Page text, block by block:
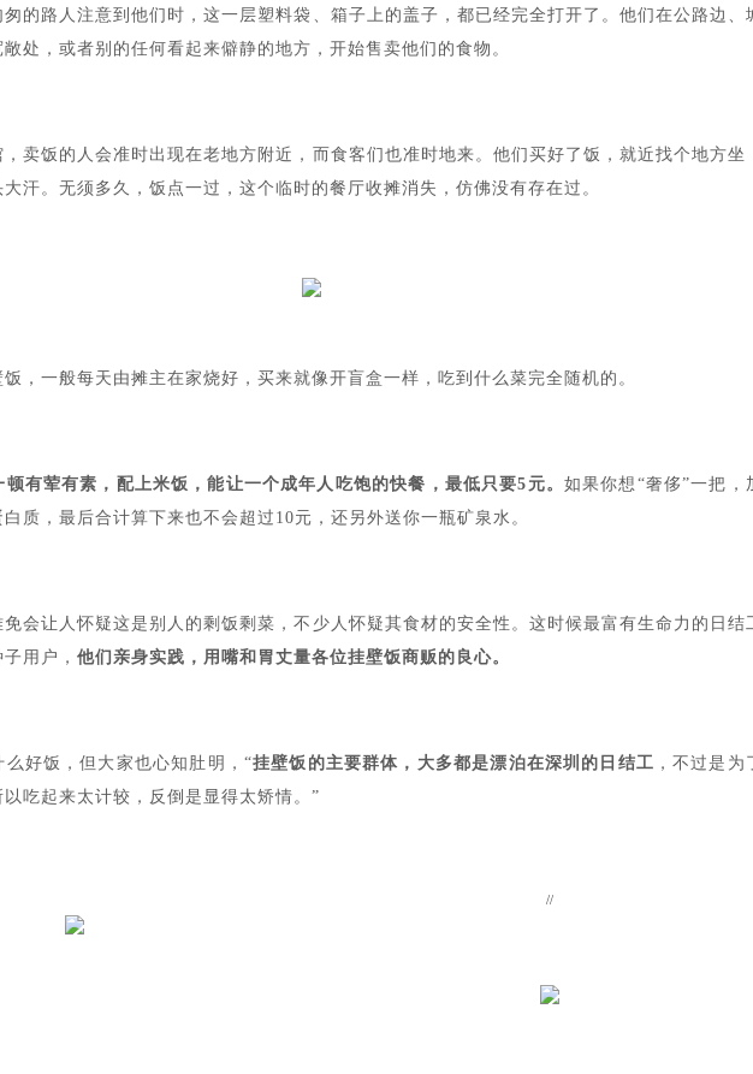
的路人注意到他们时，这一层塑料袋、箱子上的盖子，都已经完全打开了。他们在公路边、
处，或者别的任何看起来僻静的地方，开始售卖他们的食物。
卖饭的人会准时出现在老地方附近，而食客们也准时地来。他们买好了饭，就近找个地方坐
汗。无须多久，饭点一过，这个临时的餐厅收摊消失，仿佛没有存在过。
，一般每天由摊主在家烧好，买来就像开盲盒一样，吃到什么菜完全随机的。
有荤有素，配上米饭，能让一个成年人吃饱的快餐，最低只要5元。 如果你想“奢侈”一把，
质，最后合计算下来也不会超过10元，还另外送你一瓶矿泉水。
会让人怀疑这是别人的剩饭剩菜，不少人怀疑其食材的安全性。这时候最富有生命力的日结
用户， 他们亲身实践，用嘴和胃丈量各位挂壁饭商贩的良心。
好饭，但大家也心知肚明，“挂壁饭的主要群体，大多都是漂泊在深圳的日结工 ，不过是为
吃起来太计较，反倒是显得太矫情。”
//